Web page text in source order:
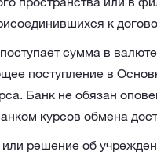
к
сумма в
поступление в
Банк не обязан
курсов обмена
решение об